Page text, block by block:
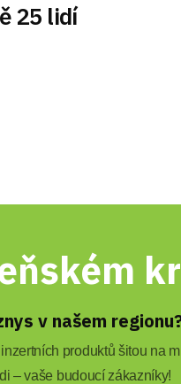
25 lidí
v našem
produktů šitou na
– vaše budoucí zákazníky!